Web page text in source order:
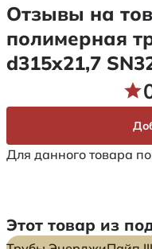
Отзывы на
полимерная
d315х21,7
Для данного товара
Этот товар из